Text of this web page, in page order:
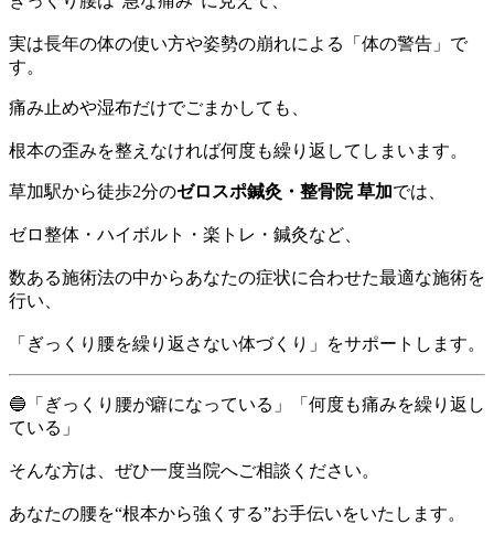
実は長年の体の使い方や姿勢の崩れによる「体の警告」で
す。
痛み止めや湿布だけでごまかしても、
根本の歪みを整えなければ何度も繰り返してしまいます。
草加駅から徒歩2分のゼロスポ鍼灸・整骨院 草加では、
ゼロ整体・ハイボルト・楽トレ・鍼灸など、
数ある施術法の中からあなたの症状に合わせた最適な施術を
行い、
「ぎっくり腰を繰り返さない体づくり」をサポートします。
🔵「ぎっくり腰が癖になっている」「何度も痛みを繰り返し
ている」
そんな方は、ぜひ一度当院へご相談ください。
あなたの腰を“根本から強くする”お手伝いをいたします。